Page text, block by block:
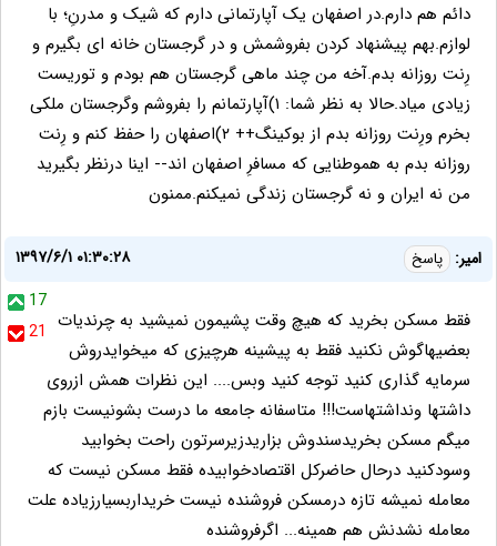
دائم هم دارم.در اصفهان یک آپارتمانی دارم که شیک و مدرنِ؛ با
لوازم.بهم پیشنهاد کردن بفروشمش و در گرجستان خانه ای بگیرم و
رِنت روزانه بدم.آخه من چند ماهی گرجستان هم بودم و توریست
زیادی میاد.حالا به نظر شما: ۱)آپارتمانم را بفروشم و‌گرجستان ملکی
بخرم و‌رِنت روزانه بدم از بوکینگ++ ۲)اصفهان را حفظ کنم و رِنت
روزانه بدم به هموطنایی که مسافرِ اصفهان اند-- اینا درنظر بگیرید
من نه ایران و نه گرجستان زندگی نمیکنم.ممنون
امیر: پاسخ
۱۳۹۷/۶/۱ ۰۱:۳۰:۲۸
17
21 فقط مسکن بخرید که هیچ وقت پشیمون نمیشید به چرندیات
بعضیهاگوش نکنید فقط به پیشینه هرچیزی که میخوایدروش
سرمایه گذاری کنید توجه کنید وبس.... این نظرات همش ازروی
داشتها ونداشتهاست!!! متاسفانه جامعه ما درست بشونیست بازم
میگم مسکن بخریدسندوش بزاریدزیرسرتون راحت بخوابید
وسودکنید درحال حاضرکل اقتصادخوابیده فقط مسکن نیست که
معامله نمیشه تازه درمسکن فروشنده نیست خریداربسیارزیاده علت
معامله نشدنش هم همینه... اگرفروشنده